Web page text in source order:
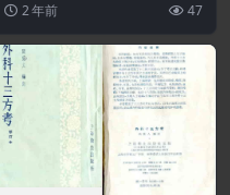
人的回报。我只对自...
2 年前 47